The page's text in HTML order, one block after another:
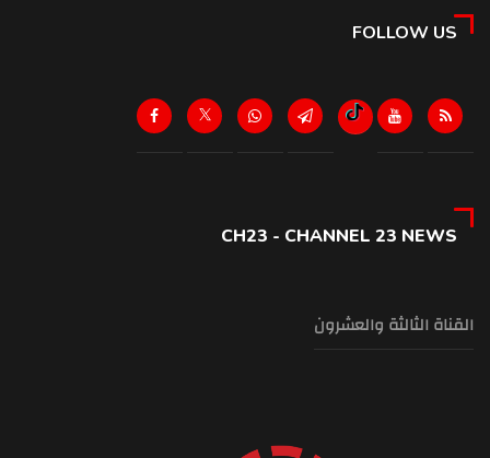
FOLLOW US
CH23 - CHANNEL 23 NEWS
القناة الثالثة والعشرون